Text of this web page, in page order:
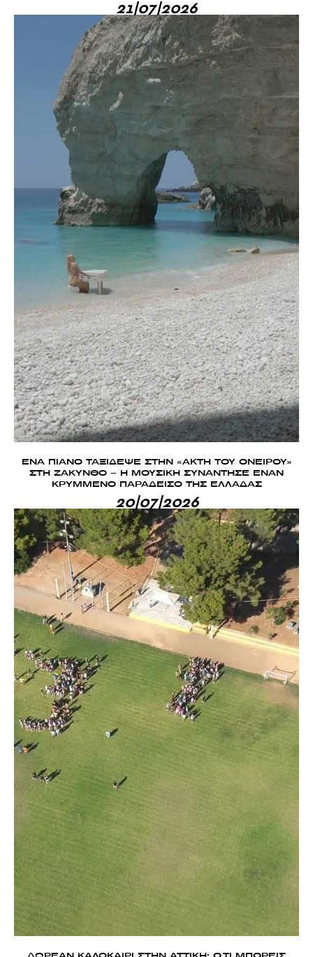
21|07|2026
ΕΝΑ ΠΙΑΝΟ ΤΑΞΙΔΕΨΕ ΣΤΗΝ «ΑΚΤΗ ΤΟΥ ΟΝΕΙΡΟΥ»
ΣΤΗ ΖΑΚΥΝΘΟ – Η ΜΟΥΣΙΚΗ ΣΥΝΑΝΤΗΣΕ ΕΝΑΝ
ΚΡΥΜΜΕΝΟ ΠΑΡΑΔΕΙΣΟ ΤΗΣ ΕΛΛΑΔΑΣ
20|07|2026